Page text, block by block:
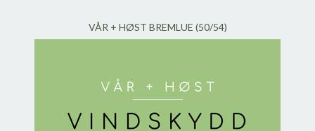
VÅR + HØST BREMLUE (50/54)